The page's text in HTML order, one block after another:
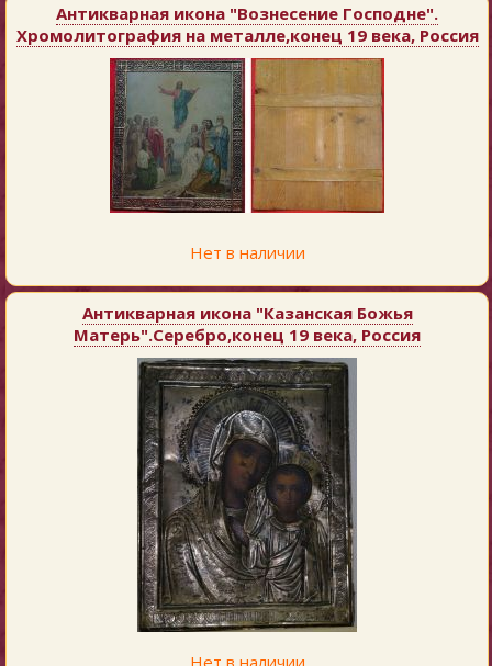
Антикварная икона "Вознесение Господне".
Хромолитография на металле,конец 19 века, Россия
Нет в наличии
Антикварная икона "Казанская Божья
Матерь".Серебро,конец 19 века, Россия
Нет в наличии